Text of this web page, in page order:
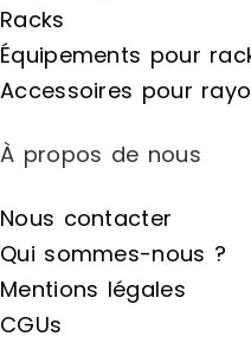
Racks
Équipements pour
Accessoires pour
À propos de nous
Nous contacter
Qui sommes-nous ?
Mentions légales
CGUs